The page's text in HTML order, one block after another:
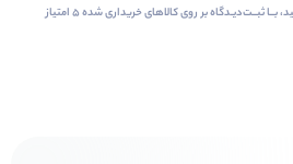
شمـا هـم دربـاره ایـن کــالا دیــدگاه ثبــت کنید، بــا ثبــت‌دیـدگاه بر روی کالاهای خریداری شده ۵ امتیاز